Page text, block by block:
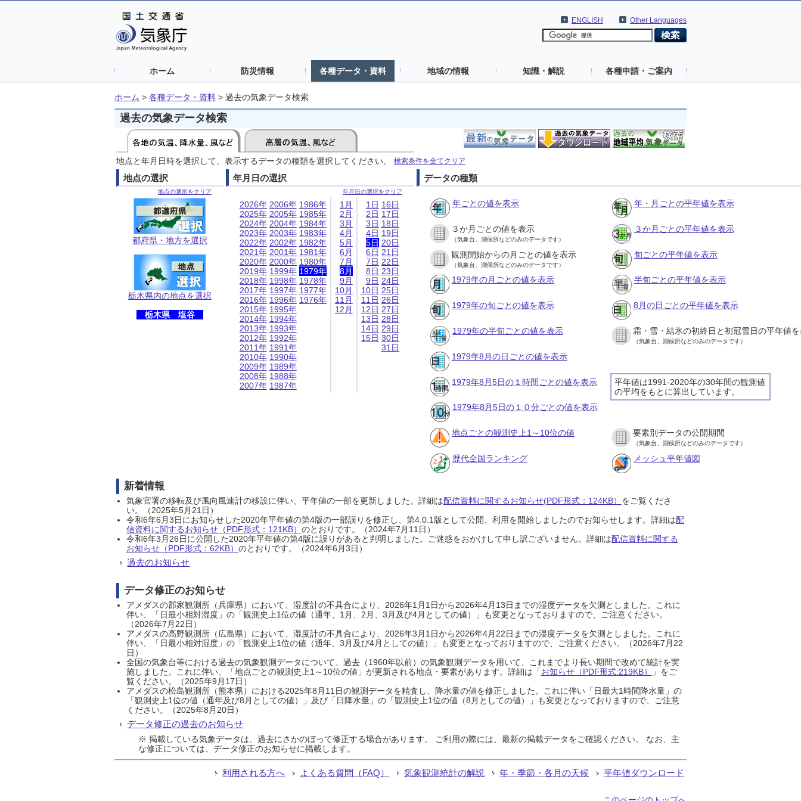
Other Languages
ENGLISH
ホーム 防災情報 各種データ・資料 地域の情報 知識・解説 各種申請・ご案内
ホーム > 各種データ・資料 > 過去の気象データ検索
過去の気象データ検索
地点と年月日時を選択して、表示するデータの種類を選択してください。 検索条件を全てクリア
地点の選択
地点の選択をクリア
都府県・地方を選択
栃木県内の地点を選択
栃木県 塩谷
年月日の選択
年月日の選択をクリア
2026年
2025年
2024年
2023年
2022年
2021年
2020年
2019年
2018年
2017年
2016年
2015年
2014年
2013年
2012年
2011年
2010年
2009年
2008年
2007年
2006年
2005年
2004年
2003年
2002年
2001年
2000年
1999年
1998年
1997年
1996年
1995年
1994年
1993年
1992年
1991年
1990年
1989年
1988年
1987年
1986年
1985年
1984年
1983年
1982年
1981年
1980年
1979年
1978年
1977年
1976年
1月
2月
3月
4月
5月
6月
7月
8月
9月
10月
11月
12月
1日
2日
3日
4日
5日
6日
7日
8日
9日
10日
11日
12日
13日
14日
15日
16日
17日
18日
19日
20日
21日
22日
23日
24日
25日
26日
27日
28日
29日
30日
31日
データの種類
年ごとの値を表示 年・月ごとの平年値を表示
３か月ごとの値を表示
（気象台、測候所などのみのデータです）
３か月ごとの平年値を表示
観測開始からの月ごとの値を表示
（気象台、測候所などのみのデータです）
旬ごとの平年値を表示
1979年の月ごとの値を表示 半旬ごとの平年値を表示
1979年の旬ごとの値を表示 8月の日ごとの平年値を表示
1979年の半旬ごとの値を表示 霜・雪・結氷の初終日と初冠雪日の平年値
（気象台、測候所などのみのデータです）
1979年8月の日ごとの値を表示
平年値は1991-2020年の30年間の観測値
の平均をもとに算出しています。
1979年8月5日の１時間ごとの値を表示
1979年8月5日の１０分ごとの値を表示
地点ごとの観測史上1～10位の値 要素別データの公開期間
（気象台、測候所などのみのデータです）
歴代全国ランキング メッシュ平年値図
新着情報
気象官署の移転及び風向風速計の移設に伴い、平年値の一部を更新しました。詳細は配信資料に関するお知らせ(PDF形式：124KB） をご覧くださ
い。（2025年5月21日）
令和6年6月3日にお知らせした2020年平年値の第4版の一部誤りを修正し、第4.0.1版として公開、利用を開始しましたのでお知らせします。詳細は配
信資料に関するお知らせ（PDF形式：121KB） のとおりです。（2024年7月11日）
令和6年3月26日に公開した2020年平年値の第4版に誤りがあると判明しました。ご迷惑をおかけして申し訳ございません。詳細は配信資料に関する
お知らせ（PDF形式：62KB） のとおりです。（2024年6月3日）
過去のお知らせ
データ修正のお知らせ
アメダスの郡家観測所（兵庫県）において、湿度計の不具合により、2026年1月1日から2026年4月13日までの湿度データを欠測としました。これに
伴い、「日最小相対湿度」の「観測史上1位の値（通年、1月、2月、3月及び4月としての値）」も変更となっておりますので、ご注意ください。
（2026年7月22日）
アメダスの高野観測所（広島県）において、湿度計の不具合により、2026年3月1日から2026年4月22日までの湿度データを欠測としました。これに
伴い、「日最小相対湿度」の「観測史上1位の値（通年、3月及び4月としての値）」も変更となっておりますので、ご注意ください。（2026年7月22
日）
全国の気象台等における過去の気象観測データについて、過去（1960年以前）の気象観測データを用いて、これまでより長い期間で改めて統計を実
施しました。これに伴い、「地点ごとの観測史上1～10位の値」が更新される地点・要素があります。詳細は「お知らせ（PDF形式:219KB）
」をご
覧ください。（2025年9月17日）
アメダスの松島観測所（熊本県）における2025年8月11日の観測データを精査し、降水量の値を修正しました。これに伴い「日最大1時間降水量」の
「観測史上1位の値（通年及び8月としての値）」及び「日降水量」の「観測史上1位の値（8月としての値）」も変更となっておりますので、ご注意
ください。（2025年8月20日）
データ修正の過去のお知らせ
※ 掲載している気象データは、過去にさかのぼって修正する場合があります。 ご利用の際には、最新の掲載データをご確認ください。 なお、主
な修正については、データ修正のお知らせに掲載します。
利用される方へ よくある質問（FAQ） 気象観測統計の解説 年・季節・各月の天候 平年値ダウンロード